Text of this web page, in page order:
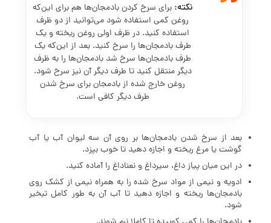
نکته: برای سرخ کردن بادمجان‌ها هم برای این‌که
روغن کمی استفاده شود می‌توانید از دو ظرف
استفاده کنید. در ظرف اولی روغن ریخته و یک
طرف بادمجان‌ها را سرخ کنید. بعد از این‌که یک
طرف بادمجان‌ها سرخ شد بادمجان‌ها را به ظرف
دیگر منتقل کنید تا طرف دیگر آن نیز سرخ شود.
روغن خارج شده از بادمجان برای سرخ شدن
طرف دیگر کافی است.
بعد از سرخ شدن بادمجان‌ها بر روی آن سه لیوان آب یا آب
گوشت یا مرغ ریخته و اجازه دهید تا خوب بپزد.
در این میان پیاز داغ، سیرداغ و نعناداغ را آماده کنید.
ادویه و نیمی از مواد سرخ شده را به همراه نیمی از کشک روی
بادمجان‌ها ریخته و اجازه دهید تا آب آن به طور کامل تبخیر
شود.